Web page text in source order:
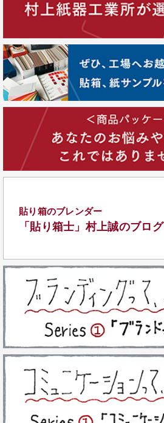
貼り箱のブレンダー
「貼り箱士」村上誠のブログ